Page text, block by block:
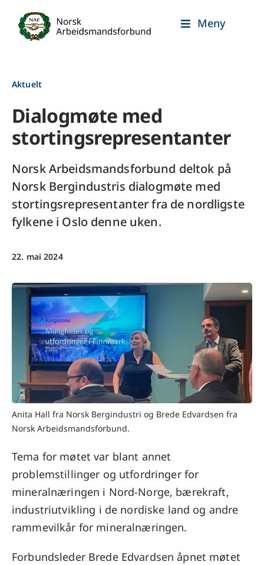
content
Meny
Aktuelt
Dialogmøte med
stortingsrepresentanter
Norsk Arbeidsmandsforbund deltok på
Norsk Bergindustris dialogmøte med
stortingsrepresentanter fra de nordligste
fylkene i Oslo denne uken.
22. mai 2024
Anita Hall fra Norsk Bergindustri og Brede Edvardsen fra
Norsk Arbeidsmandsforbund.
Tema for møtet var blant annet
problemstillinger og utfordringer for
mineralnæringen i Nord-Norge, bærekraft,
industriutvikling i de nordiske land og andre
rammevilkår for mineralnæringen.
Forbundsleder Brede Edvardsen åpnet møtet